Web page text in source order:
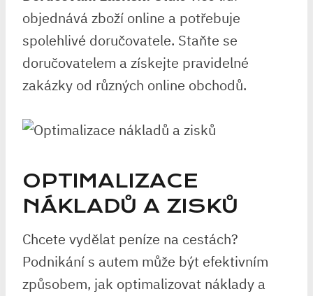
objednává zboží online a potřebuje
spolehlivé doručovatele. Staňte se
doručovatelem a získejte pravidelné
zakázky od různých online obchodů.
OPTIMALIZACE
NÁKLADŮ A ZISKŮ
Chcete vydělat peníze na cestách?
Podnikání s autem může být efektivním
způsobem, jak optimalizovat náklady a